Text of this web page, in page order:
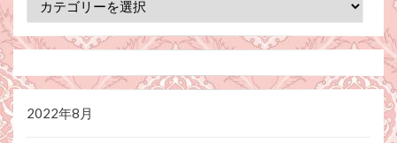
テ
ゴ
ー
2022年8月